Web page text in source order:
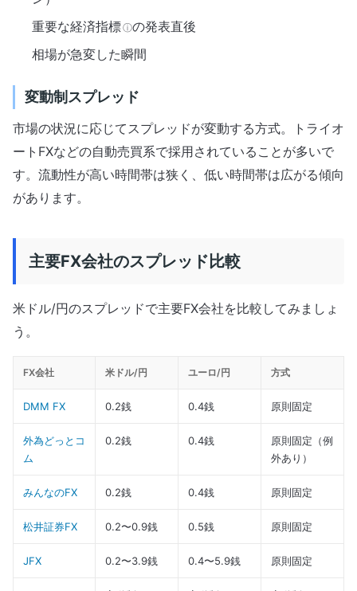
重要な経済指標ⓘの発表直後
相場が急変した瞬間
変動制スプレッド
市場の状況に応じてスプレッドが変動する方式。トライオ
ートFXなどの自動売買系で採用されていることが多いで
す。流動性が高い時間帯は狭く、低い時間帯は広がる傾向
があります。
主要FX会社のスプレッド比較
米ドル/円のスプレッドで主要FX会社を比較してみましょ
う。
FX会社 米ドル/円 ユーロ/円 方式
DMM FX 0.2銭 0.4銭 原則固定
外為どっとコ
ム
0.2銭 0.4銭
原則固定（例
外あり）
みんなのFX 0.2銭 0.4銭 原則固定
松井証券FX 0.2〜0.9銭 0.5銭 原則固定
JFX 0.2〜3.9銭 0.4〜5.9銭 原則固定